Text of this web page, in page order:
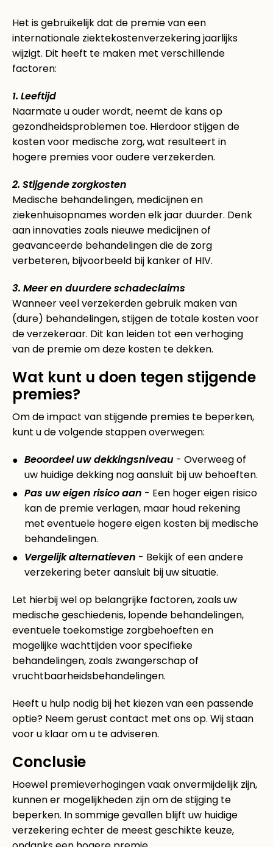
Het is gebruikelijk dat de premie van een
internationale ziektekostenverzekering jaarlijks
wijzigt. Dit heeft te maken met verschillende
factoren:
1. Leeftijd
Naarmate u ouder wordt, neemt de kans op
gezondheidsproblemen toe. Hierdoor stijgen de
kosten voor medische zorg, wat resulteert in
hogere premies voor oudere verzekerden.
2. Stijgende zorgkosten
Medische behandelingen, medicijnen en
ziekenhuisopnames worden elk jaar duurder. Denk
aan innovaties zoals nieuwe medicijnen of
geavanceerde behandelingen die de zorg
verbeteren, bijvoorbeeld bij kanker of HIV.
3. Meer en duurdere schadeclaims
Wanneer veel verzekerden gebruik maken van
(dure) behandelingen, stijgen de totale kosten voor
de verzekeraar. Dit kan leiden tot een verhoging
van de premie om deze kosten te dekken.
Wat kunt u doen tegen stijgende
premies?
Om de impact van stijgende premies te beperken,
kunt u de volgende stappen overwegen:
Beoordeel uw dekkingsniveau - Overweeg of
uw huidige dekking nog aansluit bij uw behoeften.
Pas uw eigen risico aan - Een hoger eigen risico
kan de premie verlagen, maar houd rekening
met eventuele hogere eigen kosten bij medische
behandelingen.
Vergelijk alternatieven - Bekijk of een andere
verzekering beter aansluit bij uw situatie.
Let hierbij wel op belangrijke factoren, zoals uw
medische geschiedenis, lopende behandelingen,
eventuele toekomstige zorgbehoeften en
mogelijke wachttijden voor specifieke
behandelingen, zoals zwangerschap of
vruchtbaarheidsbehandelingen.
Heeft u hulp nodig bij het kiezen van een passende
optie? Neem gerust contact met ons op. Wij staan
voor u klaar om u te adviseren.
Conclusie
Hoewel premieverhogingen vaak onvermijdelijk zijn,
kunnen er mogelijkheden zijn om de stijging te
beperken. In sommige gevallen blijft uw huidige
verzekering echter de meest geschikte keuze,